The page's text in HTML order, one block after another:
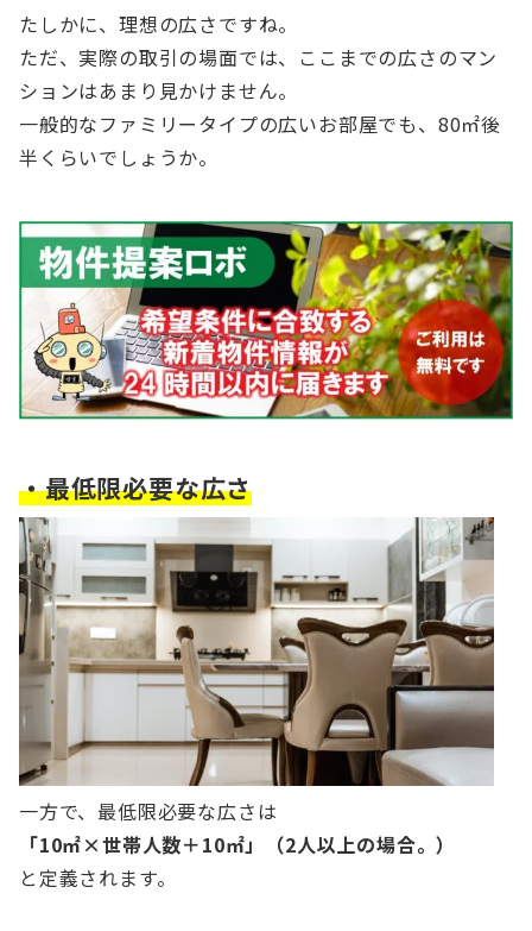
たしかに、理想の広さですね。
ただ、実際の取引の場面では、ここまでの広さのマン
ションはあまり見かけません。
一般的なファミリータイプの広いお部屋でも、80㎡後
半くらいでしょうか。
・最低限必要な広さ
一方で、最低限必要な広さは
「10㎡×世帯人数＋10㎡」（2人以上の場合。）
と定義されます。